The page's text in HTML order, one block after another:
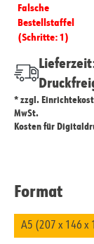
Falsche
Bestellstaffel
(Schritte: 1)
* zzgl.
MwSt.
Kosten für
Format
A5 (207 x 146 x